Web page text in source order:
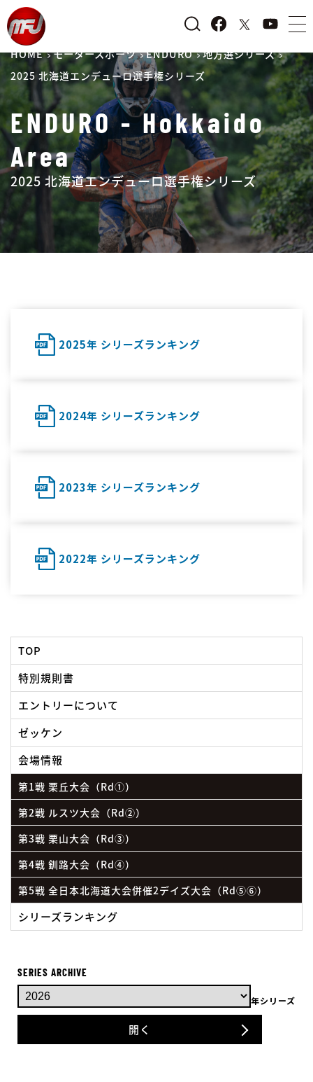
HOME モータースポーツ ENDURO 地方選シリーズ
2025 北海道エンデューロ選手権シリーズ
ENDURO - Hokkaido
Area
2025 北海道エンデューロ選手権シリーズ
2025年 シリーズランキング
2024年 シリーズランキング
2023年 シリーズランキング
2022年 シリーズランキング
TOP
特別規則書
エントリーについて
ゼッケン
会場情報
第1戦 栗丘大会（Rd①）
第2戦 ルスツ大会（Rd②）
第3戦 栗山大会（Rd③）
第4戦 釧路大会（Rd④）
第5戦 全日本北海道大会併催2デイズ大会（Rd⑤⑥）
シリーズランキング
SERIES ARCHIVE
年シリーズ
開く